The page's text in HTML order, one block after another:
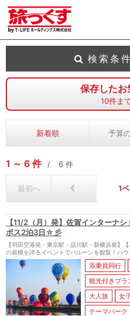
保存したお
10件ま
新着順 予算
1 6 件 6 件
最初へ 1
【11/2（月）発】佐賀インターナ
ボス2泊3日☆彡
【羽田空港発・東京駅・品川駅・新横浜発】
の規模を誇るイベントでバルーンを観覧！ハ
添乗員同行
観光付きプラ
大人旅
女
テーマパーク
検索条